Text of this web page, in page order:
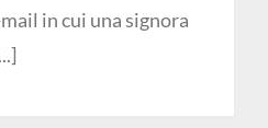
in cui una signora